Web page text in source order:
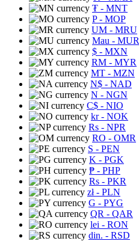
₮ - MNT
P- MOP
UM - MRU
Mau - MUR
$ - MXN
RM - MYR
MT - MZN
N$ - NAD
N - NGN
C$ - NIO
kr- NOK
Rs - NPR
RO - OMR
S - PEN
K - PGK
₱ - PHP
Rs - PKR
zł- PLN
G - PYG
QR - QAR
lei - RON
din. - RSD